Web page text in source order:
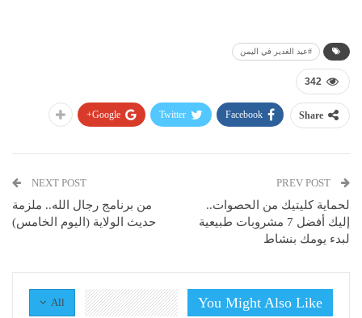
#عيد الغدير في اليمن
342
Share
Facebook
Twitter
Google+
لحماية كليتيك من الحصوات..
إليك أفضل 7 مشروبات طبيعية
لبدء يومك بنشاط
NEXT POST
من برنامج رجال الله.. ملزمة
حديث الولاية (اليوم الخامس)
All You Might Also Like